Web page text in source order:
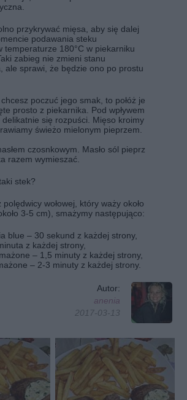
przykrywać mięsa, aby się dalej
podawania steku
temperaturze 180°C w piekarniku
zabieg nie zmieni stanu
ale sprawi, że będzie ono po prostu
poczuć jego smak, to połóż je
prosto z piekarnika. Pod wpływem
delikatnie się rozpuści. Mięso kroimy
świeżo mielonym pieprzem.
czosnkowym. Masło sól pieprz
razem wymieszać.
stek?
polędwicy wołowej, który waży około
3-5 cm), smażymy następująco:
blue – 30 sekund z każdej strony,
z każdej strony,
– 1,5 minuty z każdej strony,
– 2-3 minuty z każdej strony.
Autor:
anenia
2017-03-13